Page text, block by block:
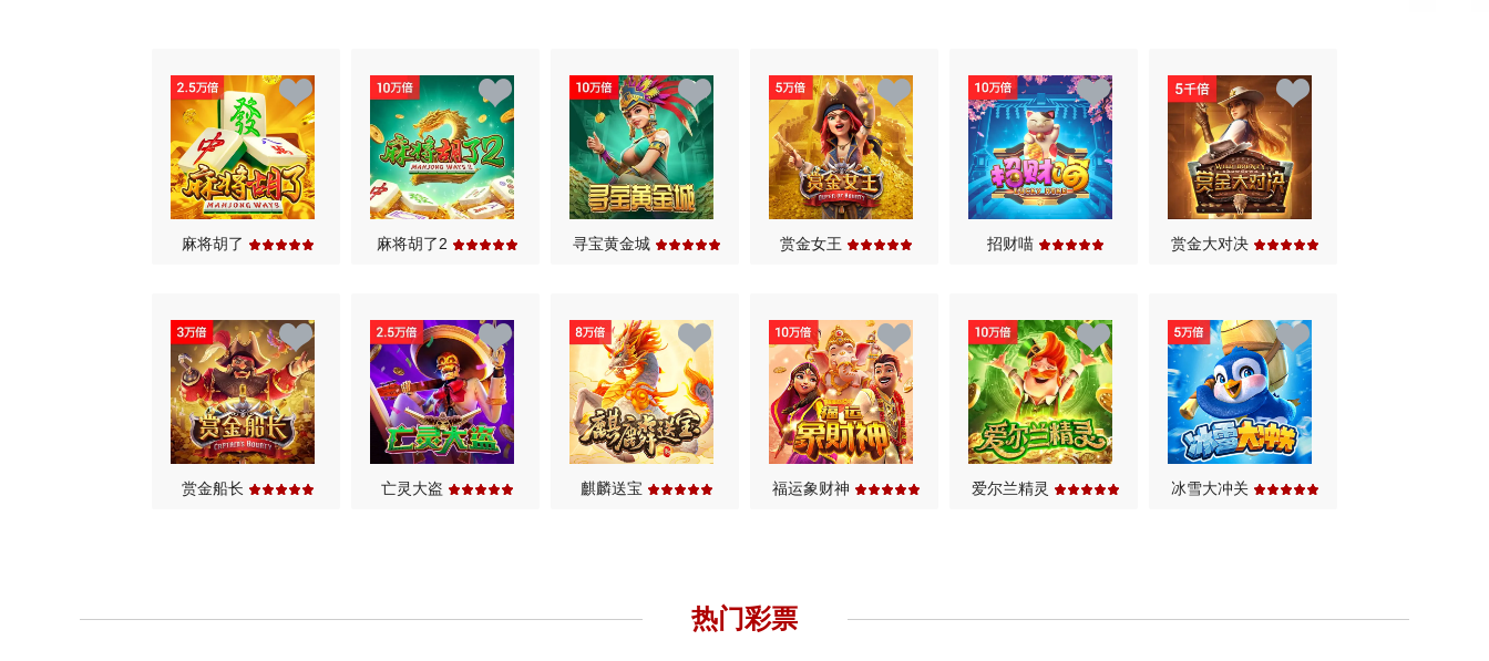
7
8
9
.
6
7
8
9
8
9
.
麻将胡了 麻将胡了2 寻宝黄金城 赏金女王 招财喵 赏金大对决
赏金船长 亡灵大盗 麒麟送宝 福运象财神 爱尔兰精灵 冰雪大冲关
热门彩票